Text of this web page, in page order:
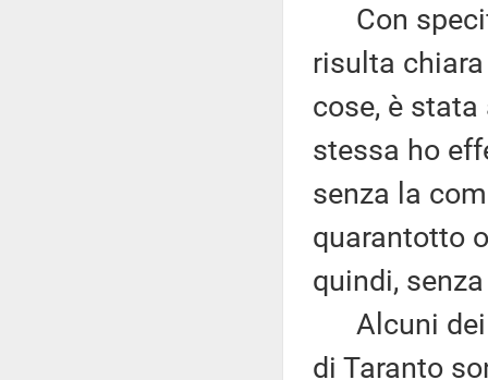
Con
risulta
cose, è
stessa ho
senza la
quarantotto
quindi,
Alcuni dei
di Taranto